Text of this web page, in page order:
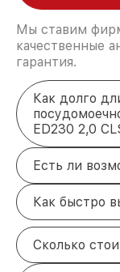
Мы ставим
качественные
гарантия.
Как долго
ED230 2,0
Есть ли
Как быстро
Сколько